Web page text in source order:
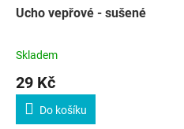
Ucho vepřové - sušené
Skladem
29 Kč
Do košíku